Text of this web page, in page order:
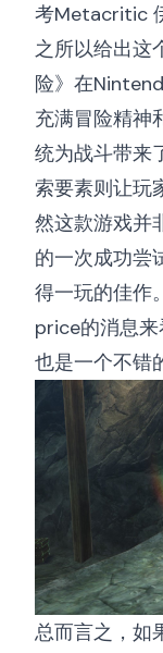
考Metacritic
之所以给出这
险》在
充满冒险精神
统为战斗带来
索要素则让玩
然这款游戏并
的一次成功尝
得一玩的佳作
price的消息
也是一个不错
总而言之，如